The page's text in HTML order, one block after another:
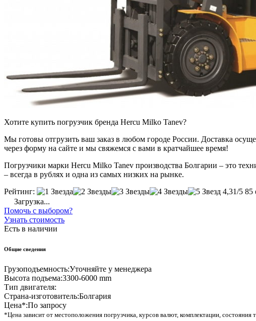
Хотите купить погрузчик бренда Hercu Milko Tanev?
Мы готовы отгрузить ваш заказ в любом городе России. Доставка
через форму на сайте и мы свяжемся с вами в кратчайшее время!
Погрузчики марки Hercu Milko Tanev производства Болгарии – это
– всегда в рублях и одна из самых низких на рынке.
Рейтинг:
4,31/5 85
Загрузка...
Помочь с выбором?
Узнать стоимость
Есть в наличии
Общие сведения
Грузоподъемность:Уточняйте у менеджера
Высота подъема:3300-6000 mm
Тип двигателя:
Страна-изготовитель:Болгария
Цена*:По запросу
*Цена зависит от местоположения погрузчика, курсов валют, комплектации, состояния